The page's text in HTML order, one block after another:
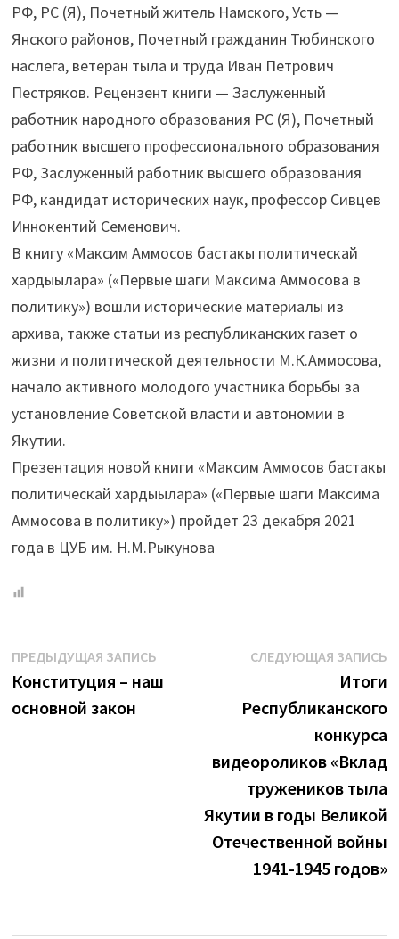
РФ, РС (Я), Почетный житель Намского, Усть —
Янского районов, Почетный гражданин Тюбинского
наслега, ветеран тыла и труда Иван Петрович
Пестряков. Рецензент книги — Заслуженный
работник народного образования РС (Я), Почетный
работник высшего профессионального образования
РФ, Заслуженный работник высшего образования
РФ, кандидат исторических наук, профессор Сивцев
Иннокентий Семенович.
В книгу «Максим Аммосов бастакы политическай
хардыылара» («Первые шаги Максима Аммосова в
политику») вошли исторические материалы из
архива, также статьи из республиканских газет о
жизни и политической деятельности М.К.Аммосова,
начало активного молодого участника борьбы за
установление Советской власти и автономии в
Якутии.
Презентация новой книги «Максим Аммосов бастакы
политическай хардыылара» («Первые шаги Максима
Аммосова в политику») пройдет 23 декабря 2021
года в ЦУБ им. Н.М.Рыкунова
Навигация
по
ПРЕДЫДУЩАЯ ЗАПИСЬПредыдущая
запись:
Конституция – наш
основной закон
СЛЕДУЮЩАЯ ЗАПИСЬ
Итоги
Республиканского
конкурса
видеороликов «Вклад
тружеников тыла
Якутии в годы Великой
Отечественной войны
1941-1945 годов»